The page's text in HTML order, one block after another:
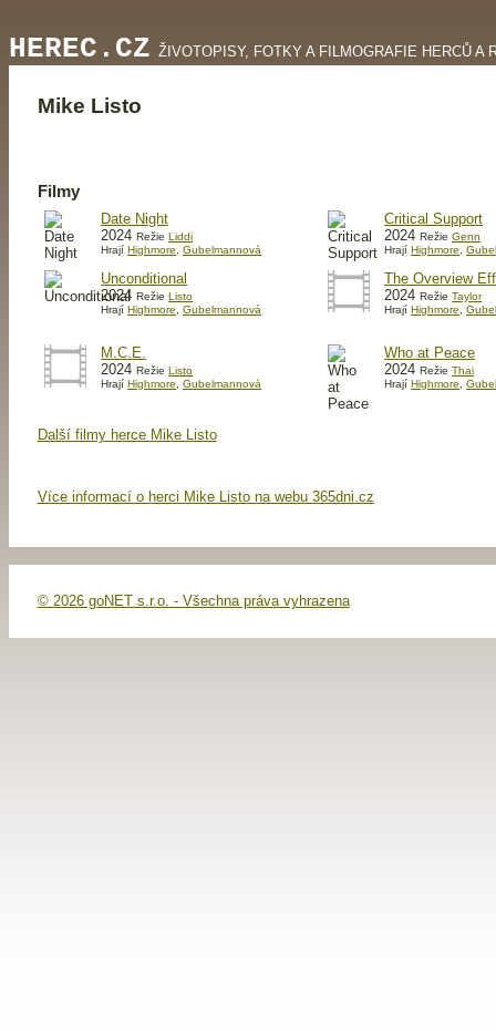
HEREC.CZ ŽIVOTOPISY, FOTKY A FILMOGRAFIE HERCŮ A
Mike Listo
Filmy
Date Night
2024RežieLiddi
HrajíHighmore ,Gubelmannová
Critical Support
2024RežieGenn
HrajíHighmore ,
Unconditional
2024RežieListo
HrajíHighmore ,Gubelmannová
The Overview
2024RežieTaylor
HrajíHighmore ,
M.C.E.
2024RežieListo
HrajíHighmore ,Gubelmannová
Who at Peace
2024RežieThai
HrajíHighmore ,
Další filmy herce Mike Listo
Více informací o herci Mike Listo na webu 365dni.cz
© 2026 goNET s.r.o. - Všechna práva vyhrazena